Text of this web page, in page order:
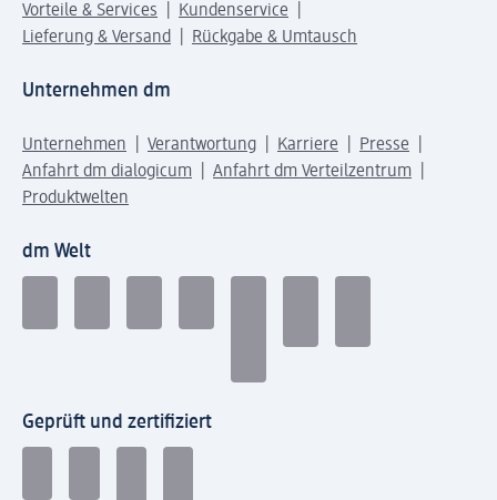
Vorteile & Services
Kundenservice
Lieferung & Versand
Rückgabe & Umtausch
Unternehmen dm
Unternehmen Verantwortung Karriere
Presse
Anfahrt dm dialogicum
Anfahrt dm Verteilzentrum
Produktwelten
dm Welt
Geprüft und zertifiziert